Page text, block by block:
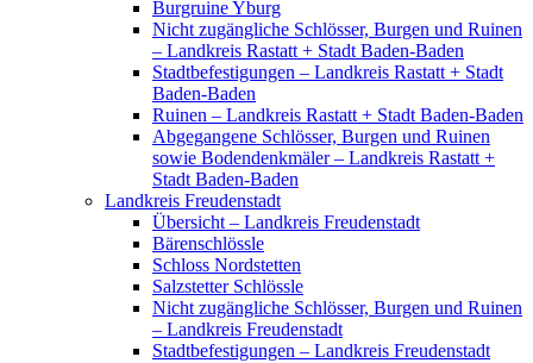
Burgruine Yburg
Nicht zugängliche Schlösser, Burgen und Ruinen
– Landkreis Rastatt + Stadt Baden-Baden
Stadtbefestigungen – Landkreis Rastatt + Stadt
Baden-Baden
Ruinen – Landkreis Rastatt + Stadt Baden-Baden
Abgegangene Schlösser, Burgen und Ruinen
sowie Bodendenkmäler – Landkreis Rastatt +
Stadt Baden-Baden
Landkreis Freudenstadt
Übersicht – Landkreis Freudenstadt
Bärenschlössle
Schloss Nordstetten
Salzstetter Schlössle
Nicht zugängliche Schlösser, Burgen und Ruinen
– Landkreis Freudenstadt
Stadtbefestigungen – Landkreis Freudenstadt